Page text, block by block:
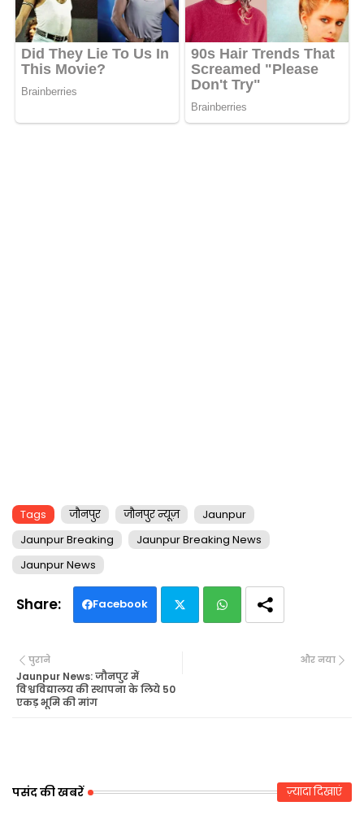
Tags जौनपुर जौनपुर न्यूज़
Jaunpur
Jaunpur Breaking
Jaunpur Breaking News
Jaunpur News
Facebook
और नया
पुराने
Jaunpur News: जौनपुर में
विश्वविद्यालय की स्थापना के लिये 50
एकड़ भूमि की मांग
पसंद की खबरें ज़्यादा दिखाएं